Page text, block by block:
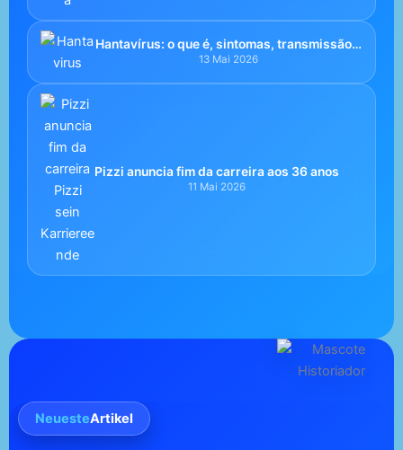
Hantavírus: o que é, sintomas, transmissão e
risco real após surto de 2026
13 Mai 2026
Pizzi anuncia fim da carreira aos 36 anos
11 Mai 2026
NeuesteArtikel